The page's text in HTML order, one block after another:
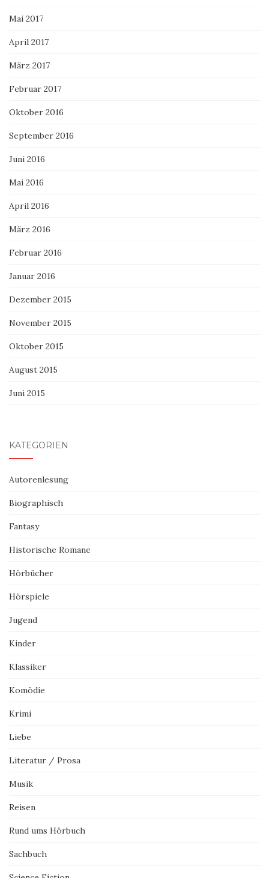
Mai 2017
April 2017
März 2017
Februar 2017
Oktober 2016
September 2016
Juni 2016
Mai 2016
April 2016
März 2016
Februar 2016
Januar 2016
Dezember 2015
November 2015
Oktober 2015
August 2015
Juni 2015
KATEGORIEN
Autorenlesung
Biographisch
Fantasy
Historische Romane
Hörbücher
Hörspiele
Jugend
Kinder
Klassiker
Komödie
Krimi
Liebe
Literatur / Prosa
Musik
Reisen
Rund ums Hörbuch
Sachbuch